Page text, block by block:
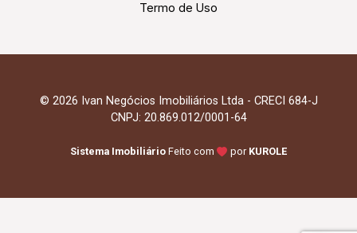
Termo de Uso
© 2026 Ivan Negócios Imobiliários Ltda - CRECI 684-J
CNPJ: 20.869.012/0001-64
Sistema Imobiliário Feito com por KUROLE